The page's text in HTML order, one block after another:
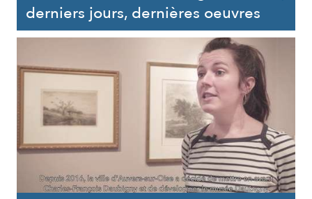
derniers jours, dernières oeuvres